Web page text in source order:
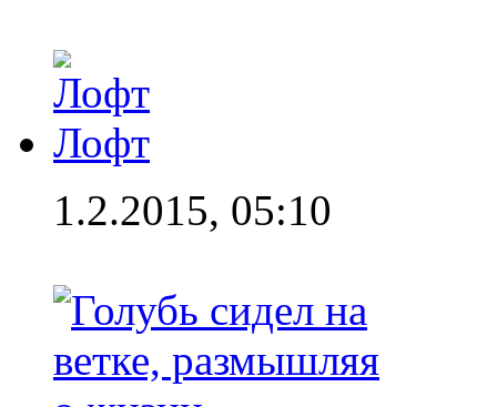
Лофт
1.2.2015, 05:10